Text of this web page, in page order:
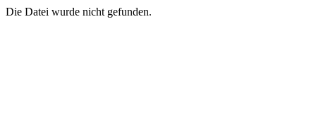
Die Datei wurde nicht gefunden.